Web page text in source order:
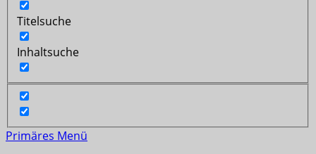
Titelsuche
Inhaltsuche
Primäres Menü